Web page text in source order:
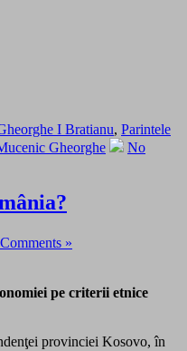
I Bratianu, Parintele
Gheorghe
No
»
pe criterii etnice
provinciei Kosovo, în